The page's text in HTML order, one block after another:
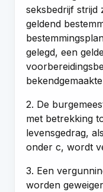
seksbedrijf strijd
geldend
gelegd, een
2. De
met betrekking
levensgedrag,
onder c, wordt
3. Een
worden